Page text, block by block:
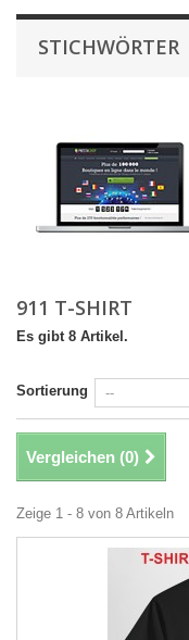
STICHWÖRTER
911 T-SHIRT
Es gibt 8 Artikel.
Sortierung
Vergleichen (0)
Zeige 1 - 8 von 8 Artikeln